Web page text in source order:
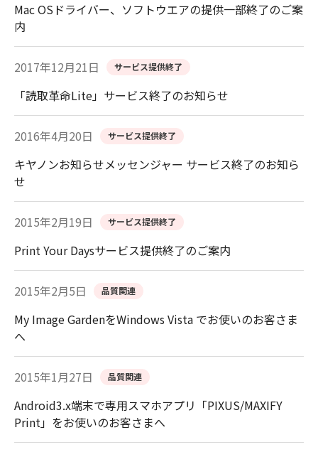
Mac OSドライバー、ソフトウエアの提供一部終了のご案
内
2017年12月21日 サービス提供終了
「読取革命Lite」サービス終了のお知らせ
2016年4月20日 サービス提供終了
キヤノンお知らせメッセンジャー サービス終了のお知ら
せ
2015年2月19日 サービス提供終了
Print Your Daysサービス提供終了のご案内
2015年2月5日 品質関連
My Image GardenをWindows Vista でお使いのお客さま
へ
2015年1月27日 品質関連
Android3.x端末で専用スマホアプリ「PIXUS/MAXIFY
Print」をお使いのお客さまへ